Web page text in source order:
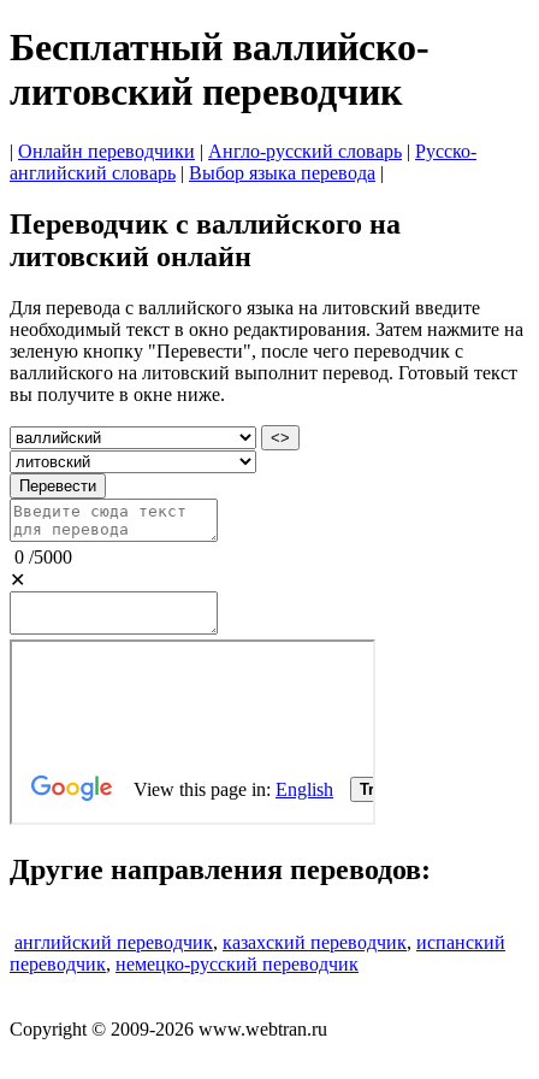
Бесплатный валлийско-
литовский переводчик
| Онлайн переводчики | Англо-русский словарь | Русско-
английский словарь | Выбор языка перевода |
Переводчик с валлийского на
литовский онлайн
Для перевода с валлийского языка на литовский введите
необходимый текст в окно редактирования. Затем нажмите на
зеленую кнопку "Перевести", после чего переводчик с
валлийского на литовский выполнит перевод. Готовый текст
вы получите в окне ниже.
<>
Перевести
0 /5000
✕
Другие направления переводов:
английский переводчик, казахский переводчик, испанский
переводчик, немецко-русский переводчик
Copyright © 2009-2026 www.webtran.ru